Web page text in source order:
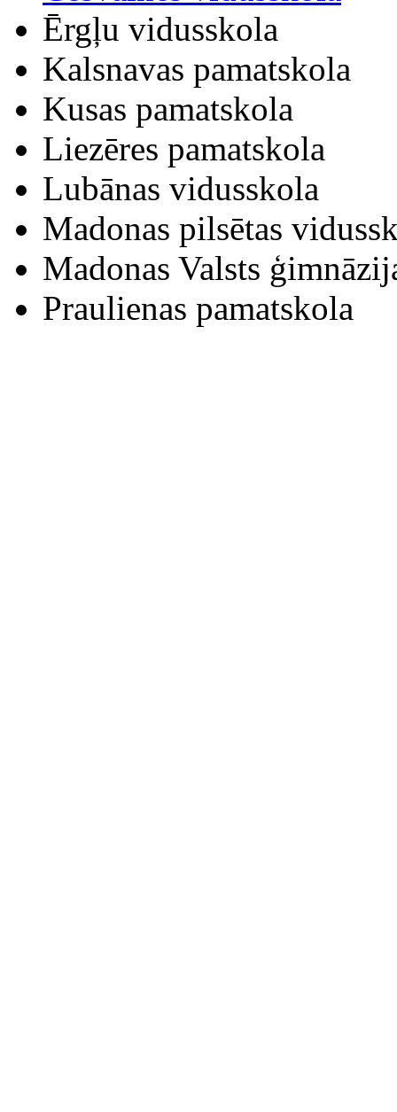
Ērgļu vidusskola
Kalsnavas pamatskola
Kusas pamatskola
Liezēres pamatskola
Lubānas vidusskola
Madonas pilsētas
Madonas Valsts
Praulienas pamatskola